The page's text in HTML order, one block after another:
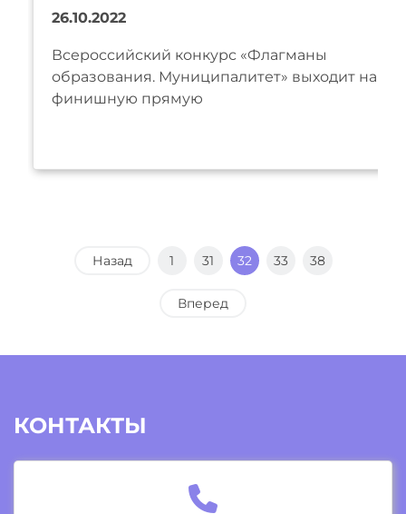
26.10.2022
Всероссийский конкурс «Флагманы
образования. Муниципалитет» выходит на
финишную прямую
Назад 1 31 32 33 38
Вперед
КОНТАКТЫ